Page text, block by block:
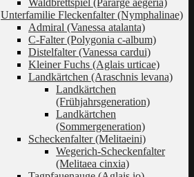
Waldbrettspiel (Pararge aegeria)
Unterfamilie Fleckenfalter (Nymphalinae)
Admiral (Vanessa atalanta)
C-Falter (Polygonia c-album)
Distelfalter (Vanessa cardui)
Kleiner Fuchs (Aglais urticae)
Landkärtchen (Araschnis levana)
Landkärtchen
(Frühjahrsgeneration)
Landkärtchen
(Sommergeneration)
Scheckenfalter (Melitaeini)
Wegerich-Scheckenfalter
(Melitaea cinxia)